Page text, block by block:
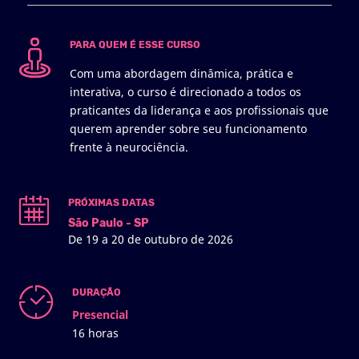
PARA QUEM É ESSE CURSO
Com uma abordagem dinâmica, prática e
interativa, o curso é direcionado a todos os
praticantes da liderança e aos profissionais que
querem aprender sobre seu funcionamento
frente à neurociência.
PRÓXIMAS DATAS
São Paulo - SP
De 19 a 20 de outubro de 2026
DURAÇÃO
Presencial
16 horas